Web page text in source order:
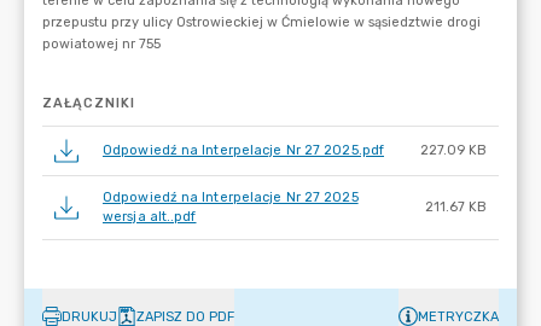
ZAŁĄCZNIKI
Odpowiedź na Interpelacje Nr 27 2025.pdf 227.09 KB
Odpowiedź na Interpelacje Nr 27 2025
wersja alt..pdf
211.67 KB
DRUKUJ ZAPISZ DO PDF METRYCZKA